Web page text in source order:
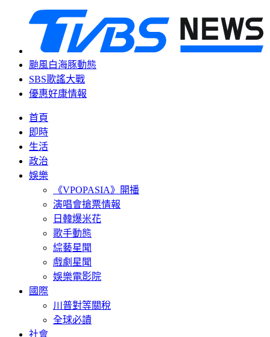
颱風白海豚動態
SBS歌謠大戰
優惠好康情報
首頁
即時
生活
政治
娛樂
《VPOPASIA》開播
演唱會搶票情報
日韓爆米花
歌手動態
綜藝星聞
戲劇星聞
娛樂電影院
國際
川普對等關稅
全球必讀
社會